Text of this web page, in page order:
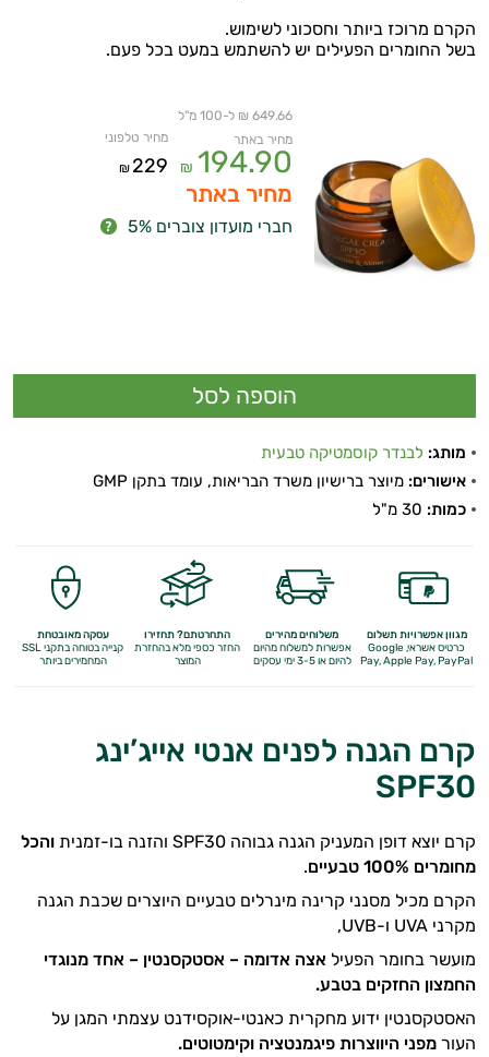
הקרם מרוכז ביותר וחסכוני לשימוש.
בשל החומרים הפעילים יש להשתמש במעט בכל פעם.
649.66 ₪ ל-100 מ"ל
מחיר באתר
194.90
₪
מחיר טלפוני
229
₪
מחיר באתר
חברי מועדון צוברים 5%
מותג: לבנדר קוסמטיקה טבעית
אישורים: מיוצר ברישיון משרד הבריאות, עומד בתקן GMP
כמות:
מגוון אפשרויות תשלום
כרטיס אשראי, Google
Pay,Apple Pay, PayPal
משלוחים מהירים
אפשרות למשלוח מהיום
להיום או 3-5 ימי עסקים
התחרטתם? תחזירו
החזר כספי מלאבהחזרת
המוצר
עסקה מאובטחת
קנייה בטוחה בתקני SSL
המחמירים ביותר
קרם הגנה לפנים אנטי אייג’ינג
SPF30
קרם יוצא דופן המעניק הגנה גבוהה SPF30 והזנה בו-זמנית
והכל
מחומרים 100% טבעיים
.
הקרם מכיל מסנני קרינה מינרלים טבעיים היוצרים שכבת הגנה
מקרני UVA ו-UVB,
מועשר בחומר הפעיל אצה אדומה – אסטקסנטין – אחד מנוגדי
החמצון החזקים בטבע.
האסטקסנטין ידוע מחקרית כאנטי-אוקסידנט עצמתי המגן על
העור מפני היווצרות פיגמנטציה וקימטוטים.